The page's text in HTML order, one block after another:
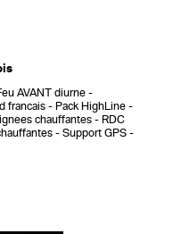
AVANT diurne
francais
Pack HighLine
chauffantes
RDC
Support GPS